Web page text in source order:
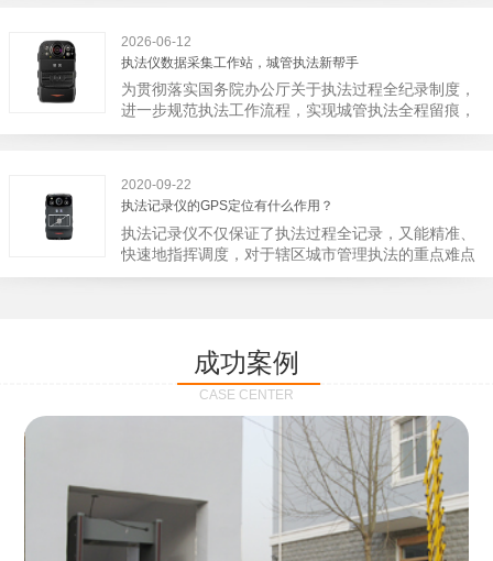
备能自动读取目标对象，并同步到采集站中，此外设
备具有断点续传的功能，如果碰到网络故障，可以从
已经上传或下载的部分开始继续上传下载未完成的部
分，而没有必要从头开始上传下载，能节省时间，提
高速度。再者待数据传输完毕之后，执法仪数据采集
下次直接使用，提高执法仪数据效率。执法仪数据采
集站还具有强大的数据存储管理系统，后台统计不同
上传时段、不同重要级别的数据，将统计结果以图表
或者报表的形式呈现；设备设置有用户操作权限管
理，自动将用户警员编号与执法仪编号绑定，保障数
据的合法性，同时系统可设置每个警员的权限，明确
2026-06-12
执法仪数据采集工作站，城管执法新帮手
为贯彻落实国务院办公厅关于执法过程全纪录制度，
进一步规范执法工作流程，实现城管执法全程留痕，
深入推进执法队伍规范化建设，给城管执法工作添加
止了双方矛盾的发生。现在有了执法仪数据采集工作
站，执法队员的担忧便得到有效的解决。每个采集工
作站可支持多台执法记录仪设备同时上传数据，队员
当天使用当天上传，通过数据线接入到采集工作站，
它会自动读取所有的视频、音频、图片、日志等信
作站也能自动为执法记录仪充充电、校校时，做执法
记录仪的贴心小"保姆"。随着群众法律意识的逐步提
高，行政执法行为更加"阳光、透明"，通过工作站可
以随时调取证据视频，精准查阅现场资料，直戳了当
的展示给行政相对人看，有效的减少了行政相对人对
城管执法行为的误解，树立了执法的公信力。
2020-09-22
执法记录仪的GPS定位有什么作用？
执法记录仪不仅保证了执法过程全记录，又能精准、
快速地指挥调度，对于辖区城市管理执法的重点难点
也能一目了然，在城市管理工作信息化中发挥着重要
定位模块，可通过移动网络将位置信息实时发送到监
控中心，在平台的电子地图上显示出设备的具体位
置，实时查看执法人员到岗情况及根据执法环境迅速
调配周边执法人员。同时，内置NFC芯片，可支持身
份证查验等拓展功能，在实战中发挥着重要的作用，
能广泛应用于交警公安执法、卫生监督、城管执法、
海关执法、路政、质量监督、林业园林、消防、质量
监督、公路铁路等各个领域。
成功案例
CASE CENTER